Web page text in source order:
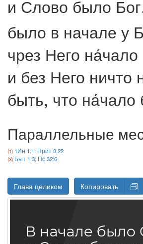
и Слово было
было в начале у
чрез Него
и без Него ничто
быть, что на́чало
Параллельные
1Ин 1:1; Прит 8:22
Быт 1:3; Пс 32:6
Глава целиком Копировать